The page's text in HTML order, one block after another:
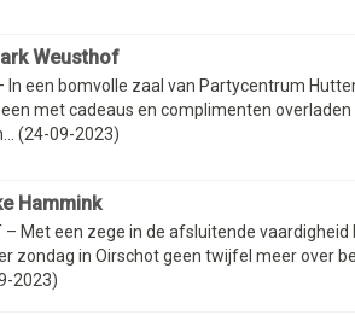
Weusthof
In een bomvolle zaal van Partycentrum
met cadeaus en complimenten
(24-09-2023)
Hammink
– Met een zege in de afsluitende vaardigheid
zondag in Oirschot geen twijfel meer over
2023)